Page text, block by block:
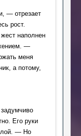
— отрезает
рост.
наполнен
—
меня
а потому,
Его руки
— Но